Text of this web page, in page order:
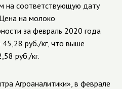
на соответствующую дату
на молоко
за февраль 2020 года
руб./кг, что выше
руб./кг.
Агроаналитики», в феврале